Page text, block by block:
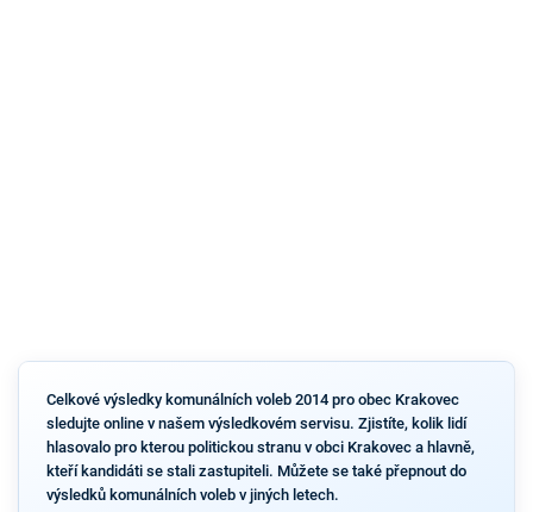
Celkové výsledky komunálních voleb 2014 pro obec Krakovec
sledujte online v našem výsledkovém servisu. Zjistíte, kolik lidí
hlasovalo pro kterou politickou stranu v obci Krakovec a hlavně,
kteří kandidáti se stali zastupiteli. Můžete se také přepnout do
výsledků komunálních voleb v jiných letech.